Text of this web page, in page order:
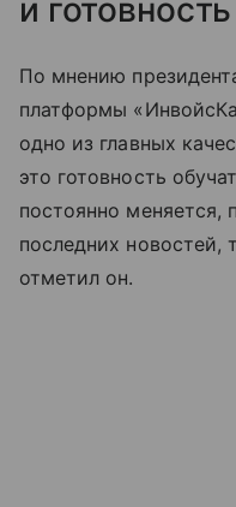
и
По мнению
платформы
одно из главных
это готовность
постоянно меняется,
последних
отметил он.